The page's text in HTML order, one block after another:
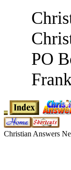
PO
Christian Answers